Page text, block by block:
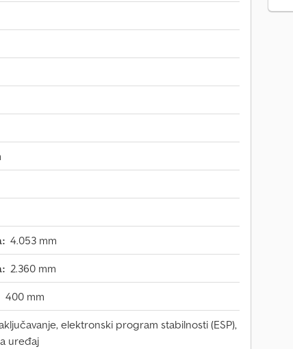
4.053 mm
2.360 mm
400 mm
elektronski program stabilnosti (ESP),
uređaj